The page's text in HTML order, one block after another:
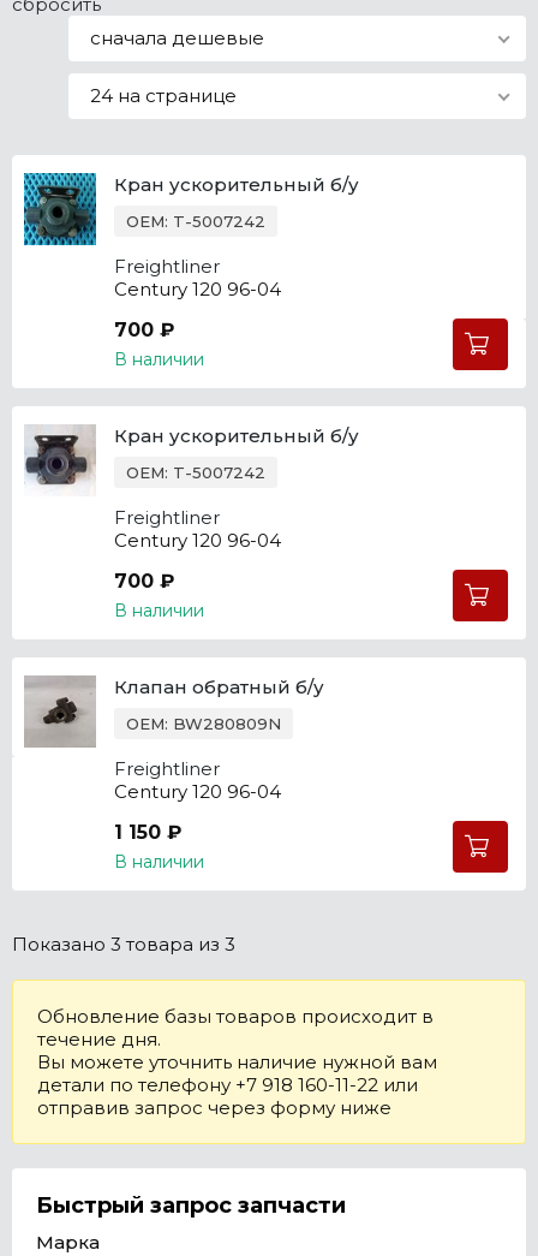
сначала дешевые
24 на странице
Кран ускорительный б/у
OEM: T-5007242
Freightliner
Century 120 96-04
700 ₽
В наличии
Кран ускорительный б/у
OEM: T-5007242
Freightliner
Century 120 96-04
700 ₽
В наличии
Клапан обратный б/у
OEM: BW280809N
Freightliner
Century 120 96-04
1 150 ₽
В наличии
Показано 3 товара из 3
Обновление базы товаров происходит в
течение дня.
Вы можете уточнить наличие нужной вам
детали по телефону +7 918 160-11-22 или
отправив запрос через форму ниже
Быстрый запрос запчасти
Марка